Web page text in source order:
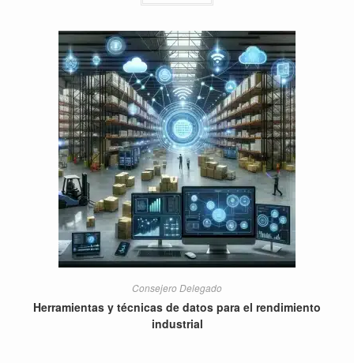
Consejero Delegado
Herramientas y técnicas de datos para el rendimiento
industrial